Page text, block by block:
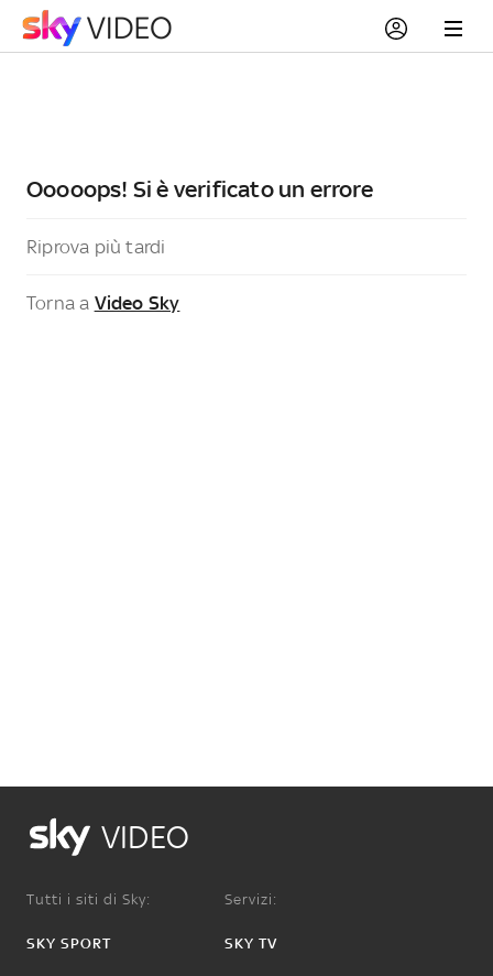
Ooooops! Si è verificato un errore
Riprova più tardi
Torna a Video Sky
VIDEO
Tutti i siti di Sky:
SKY SPORT
Servizi:
SKY TV